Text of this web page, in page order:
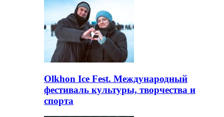
Olkhon Ice Fest. Международный
фестиваль культуры, творчества и
спорта